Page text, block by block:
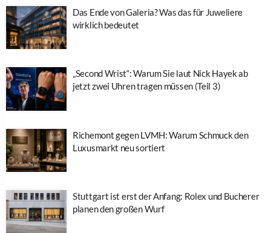
Das Ende von Galeria? Was das für Juweliere
wirklich bedeutet
„Second Wrist“: Warum Sie laut Nick Hayek ab
jetzt zwei Uhren tragen müssen (Teil 3)
Richemont gegen LVMH: Warum Schmuck den
Luxusmarkt neu sortiert
Stuttgart ist erst der Anfang: Rolex und Bucherer
planen den großen Wurf